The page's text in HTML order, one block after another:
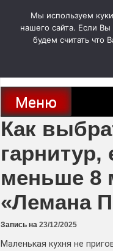
содержимому
Новости про современные
и
Меню
Как
гарнитур,
меньше 8
«Лемана
Запись на 23/12/2025
Маленькая кухня не
Мы используем
нашего сайта. Если
будем считать что